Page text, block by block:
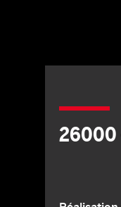
26000